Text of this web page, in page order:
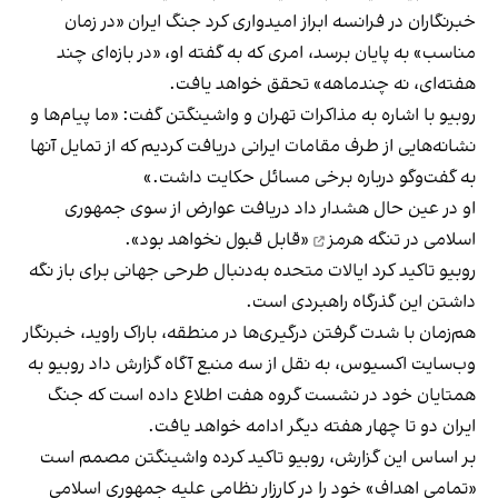
خبرنگاران در فرانسه ابراز امیدواری کرد جنگ ایران «در زمان
مناسب» به پایان برسد، امری که به گفته او، «در بازه‌ای چند
هفته‌ای، نه چندماهه» تحقق خواهد یافت.
روبیو با اشاره به مذاکرات تهران و واشینگتن گفت: «ما پیام‌ها و
نشانه‌هایی از طرف مقامات ایرانی دریافت کردیم که از تمایل آنها
به گفت‌وگو درباره برخی مسائل حکایت داشت.»
او در عین حال هشدار داد دریافت عوارض از سوی جمهوری
اسلامی درتنگه هرمز
«قابل قبول نخواهد بود».
روبیو تاکید کرد ایالات متحده به‌دنبال طرحی جهانی برای باز نگه
داشتن این گذرگاه راهبردی است.
هم‌زمان با شدت گرفتن درگیری‌ها در منطقه، باراک راوید، خبرنگار
وب‌سایت اکسیوس، به نقل از سه منبع آگاه گزارش داد روبیو به
همتایان خود در نشست گروه هفت اطلاع داده است که جنگ
ایران دو تا چهار هفته دیگر ادامه خواهد یافت.
بر اساس این گزارش، روبیو تاکید کرده واشینگتن مصمم است
«تمامی اهداف» خود را در کارزار نظامی علیه جمهوری اسلامی